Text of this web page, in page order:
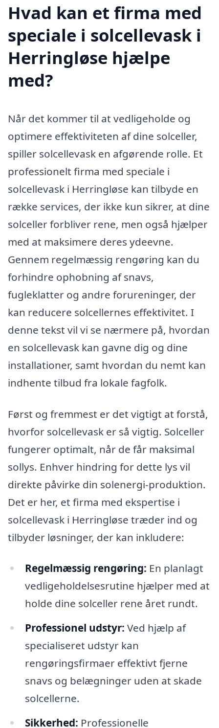
Hvad kan et firma med
speciale i solcellevask i
Herringløse hjælpe
med?
Når det kommer til at vedligeholde og
optimere effektiviteten af dine solceller,
spiller solcellevask en afgørende rolle. Et
professionelt firma med speciale i
solcellevask i Herringløse kan tilbyde en
række services, der ikke kun sikrer, at dine
solceller forbliver rene, men også hjælper
med at maksimere deres ydeevne.
Gennem regelmæssig rengøring kan du
forhindre ophobning af snavs,
fugleklatter og andre forureninger, der
kan reducere solcellernes effektivitet. I
denne tekst vil vi se nærmere på, hvordan
en solcellevask kan gavne dig og dine
installationer, samt hvordan du nemt kan
indhente tilbud fra lokale fagfolk.
Først og fremmest er det vigtigt at forstå,
hvorfor solcellevask er så vigtig. Solceller
fungerer optimalt, når de får maksimal
sollys. Enhver hindring for dette lys vil
direkte påvirke din solenergi-produktion.
Det er her, et firma med ekspertise i
solcellevask i Herringløse træder ind og
tilbyder løsninger, der kan inkludere:
Regelmæssig rengøring: En planlagt
vedligeholdelsesrutine hjælper med at
holde dine solceller rene året rundt.
Professionel udstyr: Ved hjælp af
specialiseret udstyr kan
rengøringsfirmaer effektivt fjerne
snavs og belægninger uden at skade
solcellerne.
Sikkerhed: Professionelle